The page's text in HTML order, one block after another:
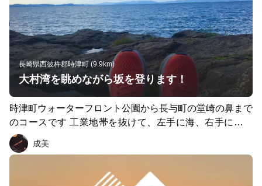
長崎県西彼杵郡時津町 (9.9km)
大村湾を眺めながら坂を登ります！
時津町ウォーターフロント公園から長与町の堂崎の鼻まで
のコースです 工業地帯を抜けて、左手に海、右手に山を
みながら走り、とにかく坂道を登り、釣りをしてる人に挨
拶をし、途中で無人販売のミカンを購入し、日陰で休みつ
走るだけ😉ここから見える夕焼けは絶景です！
成美